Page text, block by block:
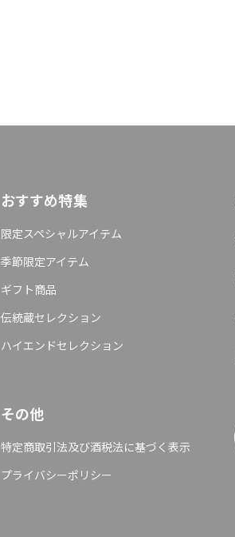
おすすめ特集
限定スペシャルアイテム
季節限定アイテム
ギフト商品
伝統蔵セレクション
ハイエンドセレクション
その他
特定商取引法及び酒税法に基づく表示
プライバシーポリシー